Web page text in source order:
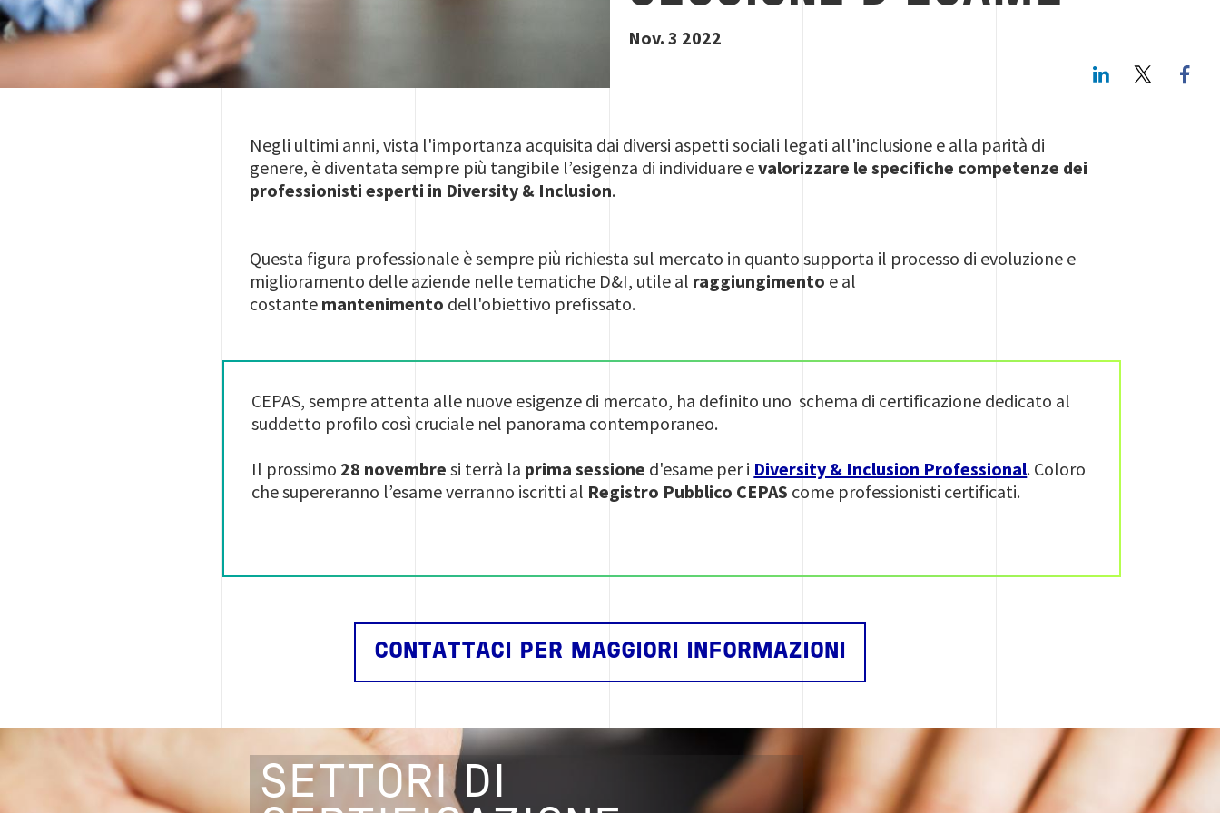
Nov. 3 2022
LinkedIn
Negli ultimi anni, vista l'importanza acquisita dai diversi aspetti sociali legati all'inclusione e alla parità di
genere, è diventata sempre più tangibile l’esigenza di individuare evalorizzare le specifiche competenze dei
professionisti esperti in Diversity & Inclusion.
Questa figura professionale è sempre più richiesta sul mercato in quanto supporta il processo di evoluzione e
miglioramento delle aziende nelle tematiche D&I, utile al raggiungimento e al
costante mantenimento dell'obiettivo prefissato.
CEPAS, sempre attenta alle nuove esigenze di mercato, ha definito uno schema di certificazione dedicato al
suddetto profilo così cruciale nel panorama contemporaneo.
Il prossimo 28 novembre si terrà la prima sessione d'esame per i Diversity & Inclusion Professional. Coloro
che supereranno l’esame verranno iscritti al Registro Pubblico CEPAS come professionisti certificati.
CONTATTACI PER MAGGIORI INFORMAZIONI
SETTORI DI